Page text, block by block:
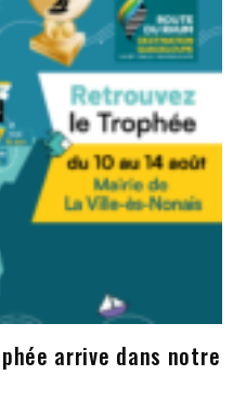
arrive dans notre